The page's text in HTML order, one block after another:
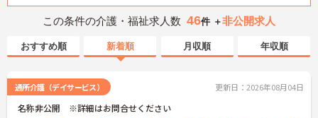
この条件の介護・福祉求人数 46件 ＋非公開求人
おすすめ順 新着順 月収順 年収順
通所介護（デイサービス） 更新日：2026年08月04日
名称非公開 ※詳細はお問合せください